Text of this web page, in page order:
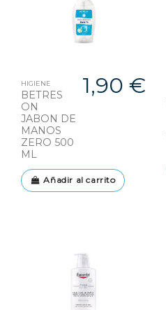
HIGIENE
BETRES
ON
JABON DE
MANOS
ZERO 500
ML
1,90 €
Añadir al carrito